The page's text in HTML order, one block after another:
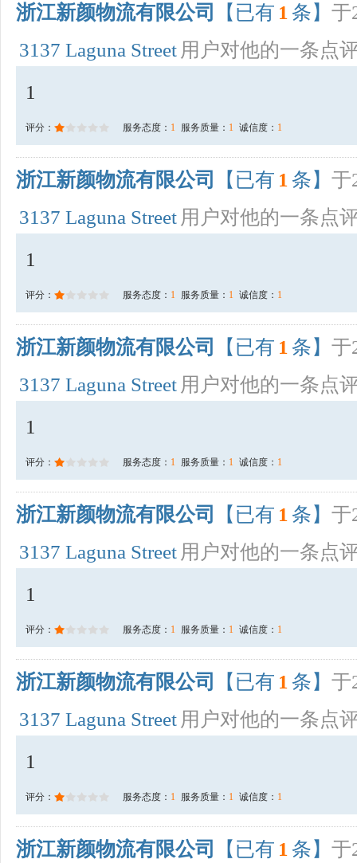
浙江新颜物流有限公司 【已有 1 条】 于
3137 Laguna Street 用户对他的一条点
1
评分： 服务态度： 1 服务质量： 1 诚信度： 1
浙江新颜物流有限公司 【已有 1 条】 于
3137 Laguna Street 用户对他的一条点
1
评分： 服务态度： 1 服务质量： 1 诚信度： 1
浙江新颜物流有限公司 【已有 1 条】 于
3137 Laguna Street 用户对他的一条点
1
评分： 服务态度： 1 服务质量： 1 诚信度： 1
浙江新颜物流有限公司 【已有 1 条】 于
3137 Laguna Street 用户对他的一条点
1
评分： 服务态度： 1 服务质量： 1 诚信度： 1
浙江新颜物流有限公司 【已有 1 条】 于
3137 Laguna Street 用户对他的一条点
1
评分： 服务态度： 1 服务质量： 1 诚信度： 1
浙江新颜物流有限公司 【已有 1 条】 于